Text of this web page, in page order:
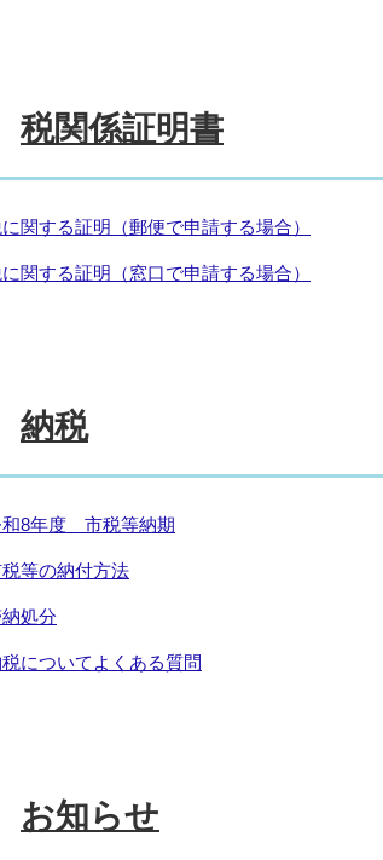
税関係証明書
関する証明（郵便で申請する場合）
関する証明（窓口で申請する場合）
納税
和8年度 市税等納期
等の納付方法
処分
についてよくある質問
お知らせ